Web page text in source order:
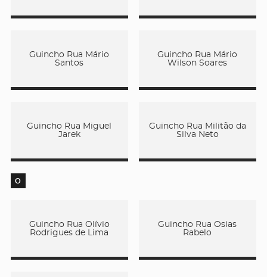
Guincho Rua Mário
Santos
Guincho Rua Mário
Wilson Soares
Guincho Rua Miguel
Jarek
Guincho Rua Militão da
Silva Neto
O
Guincho Rua Olívio
Rodrigues de Lima
Guincho Rua Osias
Rabelo